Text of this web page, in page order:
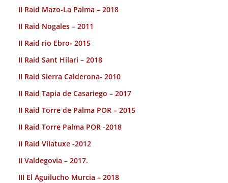
II Raid Mazo-La Palma – 2018
II Raid Nogales – 2011
II Raid rio Ebro- 2015
II Raid Sant Hilari – 2018
II Raid Sierra Calderona- 2010
II Raid Tapia de Casariego – 2017
II Raid Torre de Palma POR – 2015
II Raid Torre Palma POR -2018
II Raid Vilatuxe -2012
II Valdegovia – 2017.
III El Aguilucho Murcia – 2018